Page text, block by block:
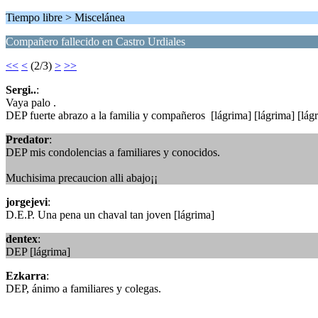
Tiempo libre > Miscelánea
Compañero fallecido en Castro Urdiales
<< < (2/3) > >>
Sergi..:
Vaya palo .
DEP fuerte abrazo a la familia y compañeros [lágrima] [lágrima]
Predator:
DEP mis condolencias a familiares y conocidos.
Muchisima precaucion alli abajo¡¡
jorgejevi:
D.E.P. Una pena un chaval tan joven [lágrima]
dentex:
DEP [lágrima]
Ezkarra:
DEP, ánimo a familiares y colegas.